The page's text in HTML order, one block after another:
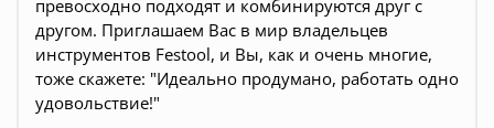
превосходно подходят и комбинируются друг с
другом. Приглашаем Вас в мир владельцев
инструментов Festool, и Вы, как и очень многие,
тоже скажете: "Идеально продумано, работать одно
удовольствие!"